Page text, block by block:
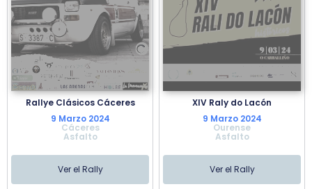
Rallye Clásicos Cáceres
9 Marzo 2024
Cáceres
Asfalto
Ver el Rally
XIV Raly do Lacón
9 Marzo 2024
Ourense
Asfalto
Ver el Rally